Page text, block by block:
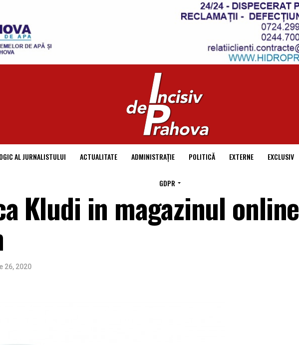
AL JURNALISTULUI ACTUALITATE ADMINISTRAȚIE POLITICĂ EXTERNE EXCLUSIV
GDPR
Kludi in magazinul online
26, 2020